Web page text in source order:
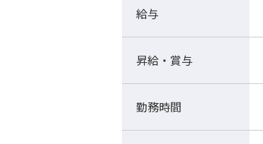
給与
昇給・賞与
勤務時間